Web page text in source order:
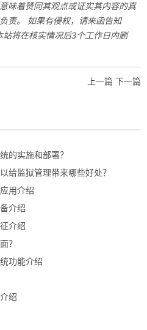
味着赞同其观点或证实其内容的真
责。 如果有侵权，请来函告知
站将在核实情况后3个工作日内删
上一篇 下一篇
的实施和部署？
给监狱管理带来哪些好处？
用介绍
介绍
介绍
？
功能介绍
绍